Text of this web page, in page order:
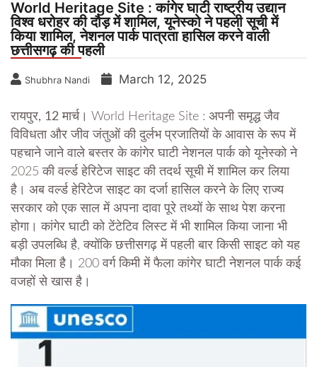
World Heritage Site : कांगेर घाटी राष्ट्रीय उद्यान
विश्व धरोहर की दौड़ में शामिल, यूनेस्को ने पहली सूची में
किया शामिल, नेशनल पार्क पात्रता हासिल करने वाली
छत्तीसगढ़ की पहली
Shubhra Nandi March 12, 2025
रायपुर, 12 मार्च। World Heritage Site : अपनी समृद्ध जैव
विविधता और जीव जंतुओं की दुर्लभ प्रजातियों के आवास के रूप में
पहचाने जाने वाले बस्तर के कांगेर घाटी नेशनल पार्क को यूनेस्को ने
2025 की वर्ल्ड हेरिटेज साइट की तदर्थ सूची में शामिल कर लिया
है। अब वर्ल्ड हेरिटेज साइट का दर्जा हासिल करने के लिए राज्य
सरकार को एक साल में अपना दावा पूरे तथ्यों के साथ पेश करना
होगा। कांगेर घाटी को टेंटेटिव लिस्ट में भी शामिल किया जाना भी
बड़ी उपलब्धि है, क्योंकि छत्तीसगढ़ में पहली बार किसी साइट को यह
मौका मिला है। 200 वर्ग किमी में फैला कांगेर घाटी नेशनल पार्क कई
वजहों से खास है।